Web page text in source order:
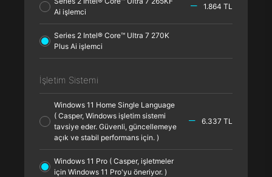
Ai işlemci
1.864 TL
Series 2 Intel® Core™ Ultra 7 270K
Plus Ai işlemci
İşletim Sistemi
Windows 11 Home Single Language
( Casper, Windows işletim sistemi
tavsiye eder. Güvenli, güncellemeye
açık ve stabil performans için. )
6.337 TL
Windows 11 Pro ( Casper, işletmeler
için Windows 11 Pro'yu öneriyor. )